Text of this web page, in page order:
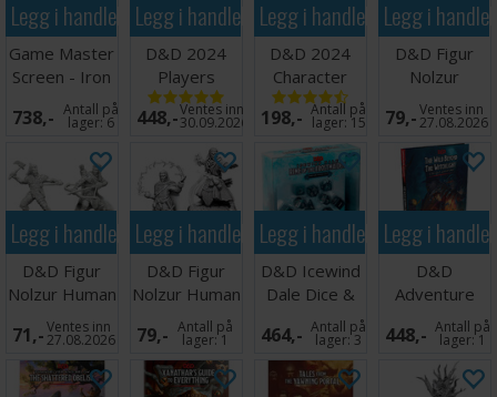
D&D Icons of the Realms: Adventures from Baldur's Gate
Booster er et must-have. Ta med intrigene og spenningen fra
Baldur's Gate til bordplaten din og la eventyret utfolde seg!
Utgivelsesdato: Mai 2025
Legg i handlekurven
Game Master
Screen - Iron
Grey
738,- Antall på
lager:6
Legg i handlekurven
D&D 2024
Players
Handbook
448,-Ventes inn
30.09.2026
Legg i handlekurven
D&D 2024
Character
Sheets
198,- Antall på
lager: 15
Legg i
D&D Figur
Nolzur
Beholder
79,-Ventes inn
27.08.2026
Legg i handlekurven
D&D Figur
Nolzur Human
Ranger Male
71,-Ventes inn
27.08.2026
Legg i handlekurven
D&D Figur
Nolzur Human
Wizard Male
79,- Antall på
lager:1
Legg i handlekurven
D&D Icewind
Dale Dice &
Misc
464,- Antall på
lager:3
Legg i
D&D
Adventure
Wild Beyond
Witchlight
448,- Antall på
lager:1